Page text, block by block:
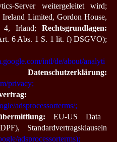
Server weitergeleitet wird;
Ireland Limited, Gordon House,
4, Irland; Rechtsgrundlagen:
6 Abs. 1 S. 1 lit. f) DSGVO);
intl/de/about/analyti
Datenschutzerklärung:
privacy;
adsprocessorterms/;
EU-US Data
Standardvertragsklauseln
adsprocessorterms);